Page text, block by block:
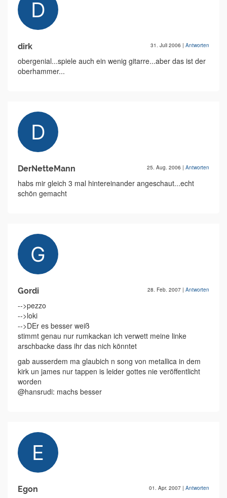
dirk 31. Juli 2006 | Antworten
obergenial...spiele auch ein wenig gitarre...aber das ist der
oberhammer...
DerNetteMann 25. Aug. 2006 | Antworten
habs mir gleich 3 mal hintereinander angeschaut...echt
schön gemacht
Gordi 28. Feb. 2007 | Antworten
-->pezzo
-->loki
-->DEr es besser weiß
stimmt genau nur rumkackan ich verwett meine linke
arschbacke dass ihr das nich könntet
gab ausserdem ma glaubich n song von metallica in dem
kirk un james nur tappen is leider gottes nie veröffentlicht
worden
@hansrudi: machs besser
Egon 01. Apr. 2007 | Antworten